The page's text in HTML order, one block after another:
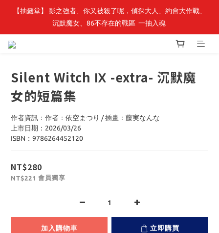
最新開賣🔥「全知讀者視角」 周邊商品
【抽籤堂】 影之強者、你又被殺了呢，偵探大人、約會大作戰、
沉默魔女、86不存在的戰區  一抽入魂
Silent Witch Ⅸ -extra- 沉默魔
女的短篇集
作者資訊：作者：依空まつり / 插畫：藤実なんな
上市日期：2026/03/26
ISBN：9786264452120
NT$280
NT$221 會員獨享
加入購物車 立即購買